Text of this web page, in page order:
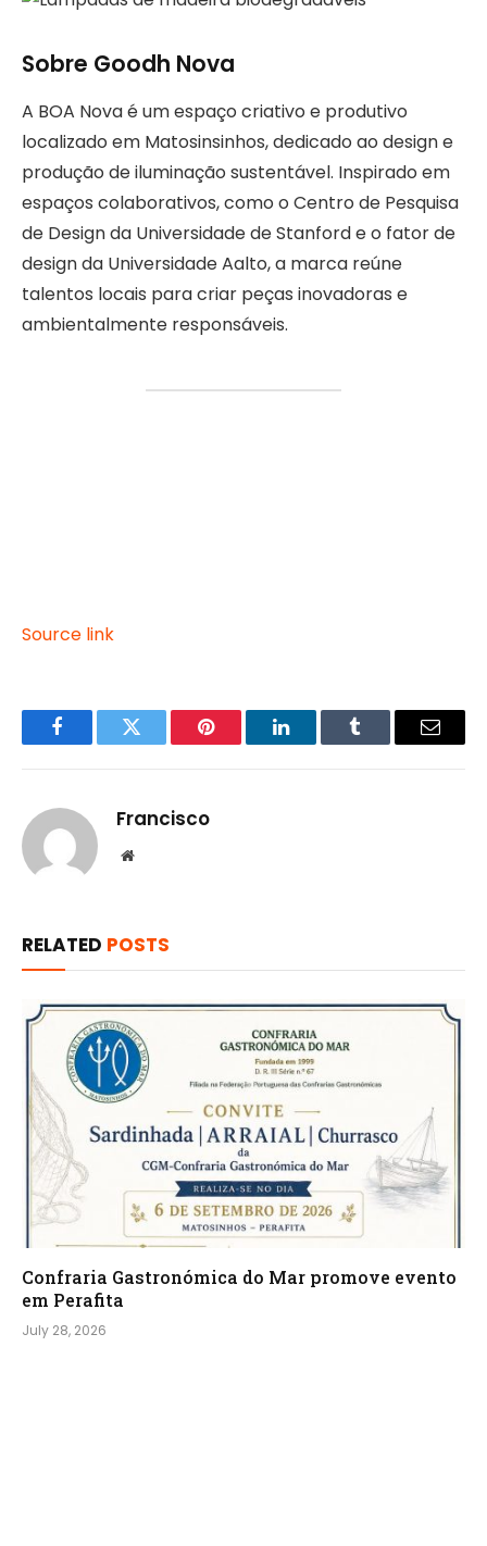
Sobre Goodh Nova
A BOA Nova é um espaço criativo e produtivo
localizado em Matosinsinhos, dedicado ao design e
produção de iluminação sustentável. Inspirado em
espaços colaborativos, como o Centro de Pesquisa
de Design da Universidade de Stanford e o fator de
design da Universidade Aalto, a marca reúne
talentos locais para criar peças inovadoras e
ambientalmente responsáveis.
Source link
FacebookTwitter Pinterest LinkedInTumblr Email
Francisco
Website
RELATED POSTS
Confraria Gastronómica do Mar promove evento
em Perafita
July 28, 2026